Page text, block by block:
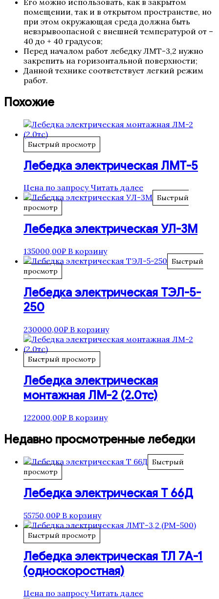
помещении, так и в открытом пространстве, но
при этом окружающая среда должна быть
невзрывоопасной с внешней температурой от –
40 до + 40 градусов;
Перед началом работ лебедку ЛМТ-3,2 нужно
закрепить на горизонтальной поверхности;
Данной технике соответствует легкий режим
работ.
Похожие
Быстрый просмотр
Лебедка электрическая ЛМТ-5
Цена по запросу Читать далее
Быстрый
просмотр
Лебедка электрическая УЛ-3М
135000,00₽ В корзину
Быстрый
просмотр
Лебедка электрическая ТЭЛ-5-
250
230000,00₽ В корзину
Быстрый просмотр
Лебедка электрическая
монтажная ЛМ-2 (2.0тс)
122000,00₽ В корзину
Недавно просмотренные лебедки
Быстрый
просмотр
Лебедка электрическая Т 66Д
55750,00₽ В корзину
Быстрый просмотр
Лебедка электрическая ТЛ 7А-1
(односкоростная)
Цена по запросу Читать далее